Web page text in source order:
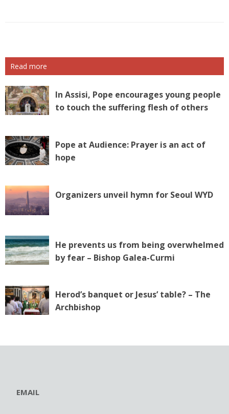
Read more
In Assisi, Pope encourages young people
to touch the suffering flesh of others
Pope at Audience: Prayer is an act of
hope
Organizers unveil hymn for Seoul WYD
He prevents us from being overwhelmed
by fear – Bishop Galea-Curmi
Herod’s banquet or Jesus’ table? – The
Archbishop
EMAIL